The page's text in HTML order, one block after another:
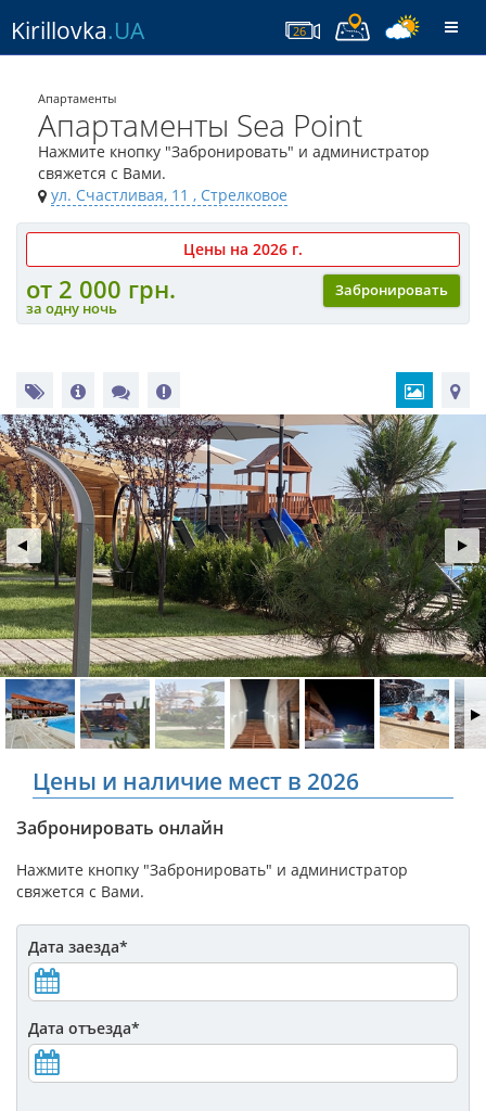
Kirillovka.UA 26
Апартаменты
Апартаменты Sea Point
Нажмите кнопку "Забронировать" и администратор
свяжется с Вами.
ул. Счастливая, 11 , Стрелковое
Цены на 2026 г.
Забронировать
от 2 000 грн.
за одну ночь
Цены и наличие мест в 2026
Забронировать онлайн
Нажмите кнопку "Забронировать" и администратор
свяжется с Вами.
Дата заезда*
Дата отъезда*